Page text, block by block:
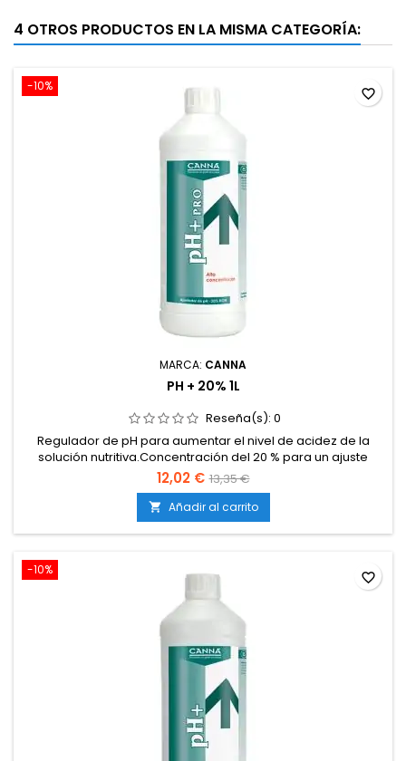
4 OTROS PRODUCTOS EN LA MISMA CATEGORÍA:
-10%
MARCA: CANNA
PH + 20% 1L
Reseña(s): 0
Regulador de pH para aumentar el nivel de acidez de la
solución nutritiva.Concentración del 20 % para un ajuste
rápido y eficaz.Asegura un pH óptimo para la absorción de
nutrientes.Evita bloqueos y carencias derivados de valores
de pH demasiado bajos.Compatible con cultivos en tierra,
coco e hidroponía.Fácil de usar, apto tanto para...
12,02 € 13,35 €
 Añadir al carrito
favorite_border
-10% favorite_border